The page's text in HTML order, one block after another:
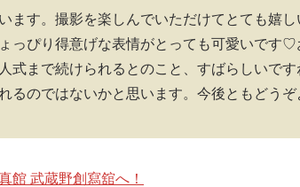
ます。撮影を楽しんでいただけてとても嬉し
っぴり得意げな表情がとっても可愛いです
式まで続けられるとのこと、すばらしいで
るのではないかと思います。今後ともどうぞ
館 武蔵野創寫舘へ！